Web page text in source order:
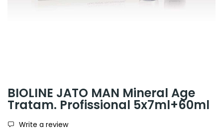
BIOLINE JATO MAN Mineral Age
Tratam. Profissional 5x7ml+60ml
Write a review